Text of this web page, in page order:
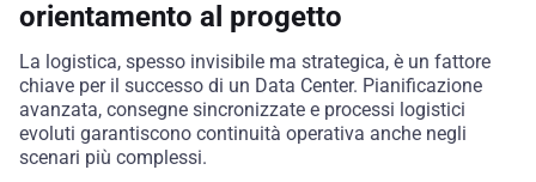
orientamento al progetto
La logistica, spesso invisibile ma strategica, è un fattore
chiave per il successo di un Data Center. Pianificazione
avanzata, consegne sincronizzate e processi logistici
evoluti garantiscono continuità operativa anche negli
scenari più complessi.